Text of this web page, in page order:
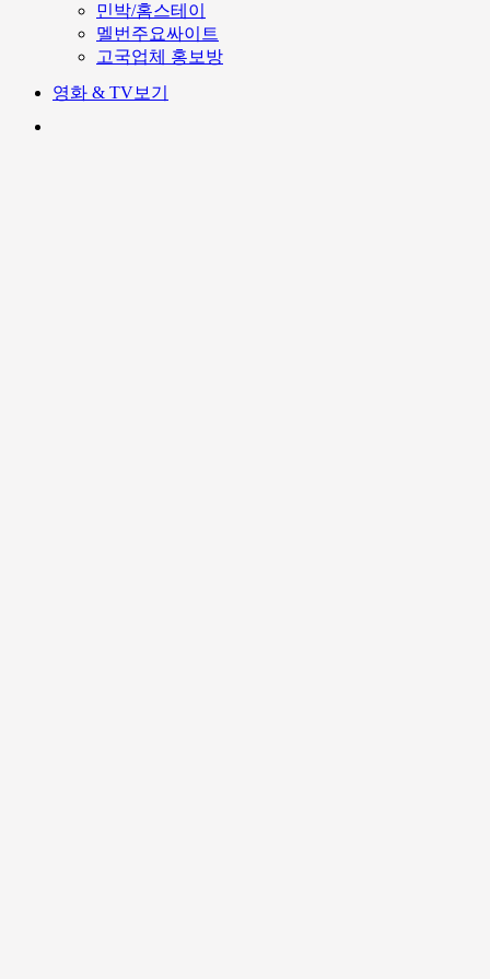
민박/홈스테이
멜번주요싸이트
고국업체 홍보방
영화 & TV보기